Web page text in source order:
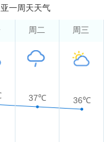
一周天天气
周二 周三
37℃ 36℃